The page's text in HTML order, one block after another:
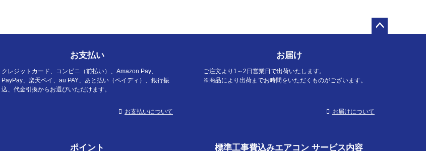
お支払い
クレジットカード、コンビニ（前払い）、Amazon Pay、
PayPay、楽天ペイ、au PAY、あと払い（ペイディ）、銀行振
込、代金引換からお選びいただけます。
お支払いについて
お届け
ご注文より1～2日営業日で出荷いたします。
※商品により出荷までお時間をいただくものがございます。
お届けについて
ポイント 標準工事費込みエアコン サービス内容